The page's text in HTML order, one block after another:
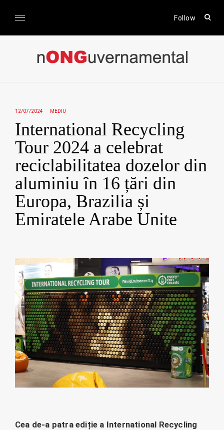
Follow
open
form
nONGuvernamental
12/07/2024 MEDIU
International Recycling
Tour 2024 a celebrat
reciclabilitatea dozelor din
aluminiu în 16 țări din
Europa, Brazilia și
Emiratele Arabe Unite
Cea de-a patra ediție a International Recycling